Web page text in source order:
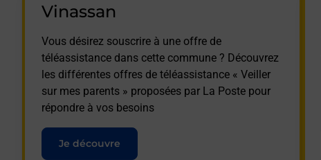
Vinassan
Vous désirez souscrire à une offre de
téléassistance dans cette commune ? Découvrez
les différentes offres de téléassistance « Veiller
sur mes parents » proposées par La Poste pour
répondre à vos besoins
Je découvre